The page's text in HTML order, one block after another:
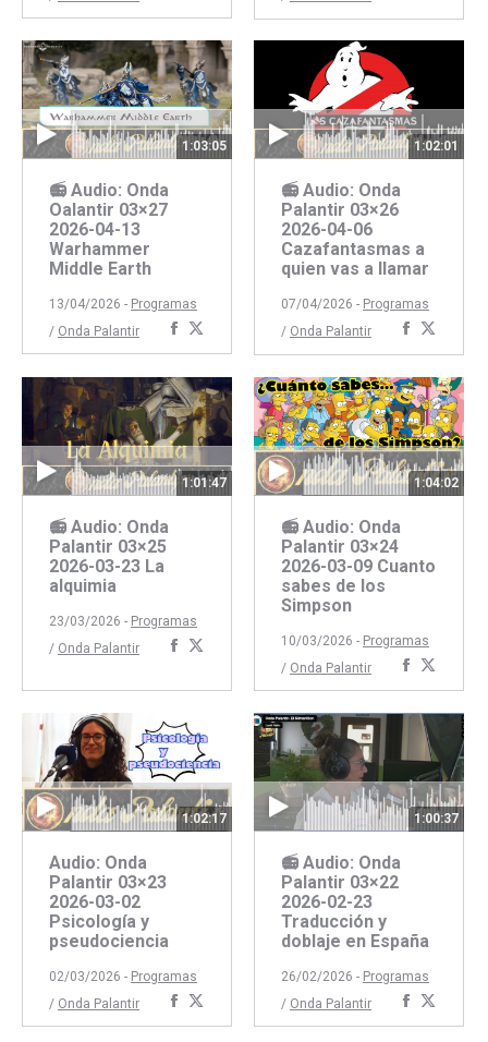
con
Facebook
con
Twitter
concon
1:03:05
📻 Audio: Onda
Oalantir 03×27
2026-04-13
Warhammer
Middle Earth
13/04/2026 - Programas
/ Onda Palantir
Compartir
con
Facebook
con
Twitter
1:02:01
📻 Audio: Onda
Palantir 03×26
2026-04-06
Cazafantasmas a
quien vas a llamar
07/04/2026 - Programas
/ Onda Palantir
Compartir
concon
1:01:47
📻 Audio: Onda
Palantir 03×25
2026-03-23 La
alquimia
23/03/2026 - Programas
/ Onda Palantir
Compartir
Facebook
Twitter
1:04:02
📻 Audio: Onda
Palantir 03×24
2026-03-09 Cuanto
sabes de los
Simpson
10/03/2026 - Programas
/ Onda Palantir
Compartir
concon
1:02:17
Audio: Onda
Palantir 03×23
2026-03-02
Psicología y
pseudociencia
02/03/2026 - Programas
/ Onda Palantir
Compartir
concon
1:00:37
📻 Audio: Onda
Palantir 03×22
2026-02-23
Traducción y
doblaje en España
26/02/2026 - Programas
/ Onda Palantir
Compartir
concon